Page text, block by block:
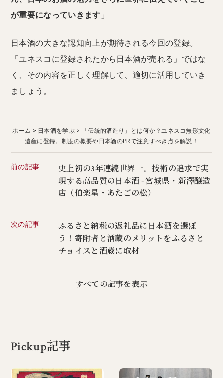
が重要になっていきます 」
日本酒の大きな認知向上が期待される今回の登録。
「ユネスコに登録されたから日本酒が売れる」ではな
く、その内容を正しく理解して、適切に活用していき
ましょう。
ホーム 日本酒を学ぶ
「伝統的酒造り」とは何か？ユネスコ無形文化
遺産に登録。制度の概要や日本酒のPRで注意すべき点を解説！
前の記事
史上初の3年連続世界一。技術の追求で実
現する高品質の日本酒 - 宮城県・新澤醸造
店（伯楽星・あたごの松）
次の記事
ふるさと納税の返礼品に日本酒を選ぼ
う！寄附者と酒蔵のメリットをふるさと
チョイスと酒蔵に取材
すべての記事を表示
Pickup記事